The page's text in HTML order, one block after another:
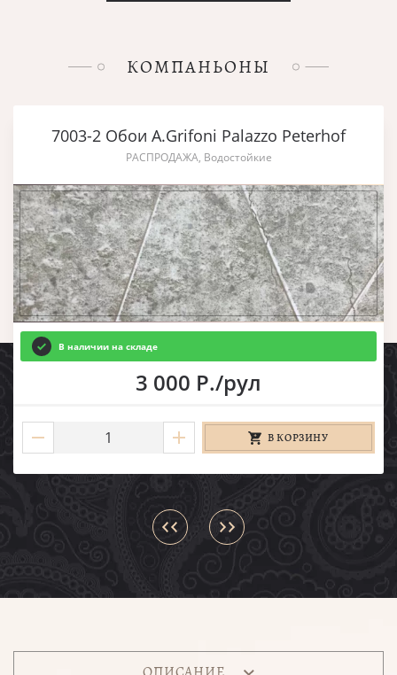
КОМПАНЬОНЫ
7003-2 Обои A.Grifoni Palazzo Peterhof
РАСПРОДАЖА, Водостойкие
В наличии на складе
3 000 Р./рул
В КОРЗИНУ